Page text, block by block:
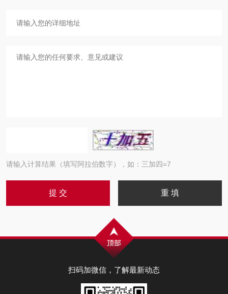
请输入计算结果（填写阿拉伯数字），如：三加四=7
扫码加微信，了解最新动态